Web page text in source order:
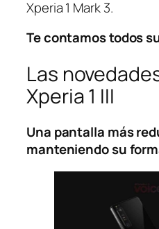
Xperia 1 Mark 3.
Te contamos todos
Las
Xperia 1 III
Una pantalla más
manteniendo su